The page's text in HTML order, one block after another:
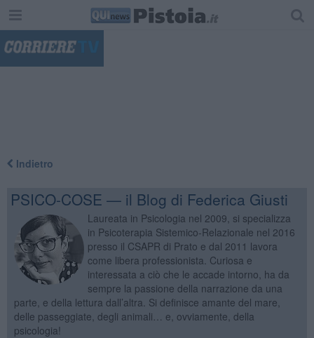
Indietro
PSICO-COSE — il Blog di Federica Giusti
Laureata in Psicologia nel 2009, si specializza
in Psicoterapia Sistemico-Relazionale nel 2016
presso il CSAPR di Prato e dal 2011 lavora
come libera professionista. Curiosa e
interessata a ciò che le accade intorno, ha da
sempre la passione della narrazione da una
parte, e della lettura dall’altra. Si definisce amante del mare,
delle passeggiate, degli animali… e, ovviamente, della
psicologia!